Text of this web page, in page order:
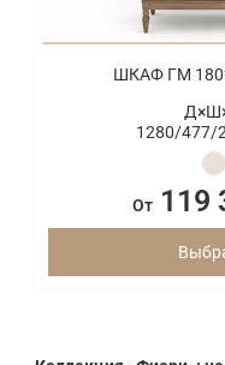
ШКАФ ГМ
1280/477/
От119